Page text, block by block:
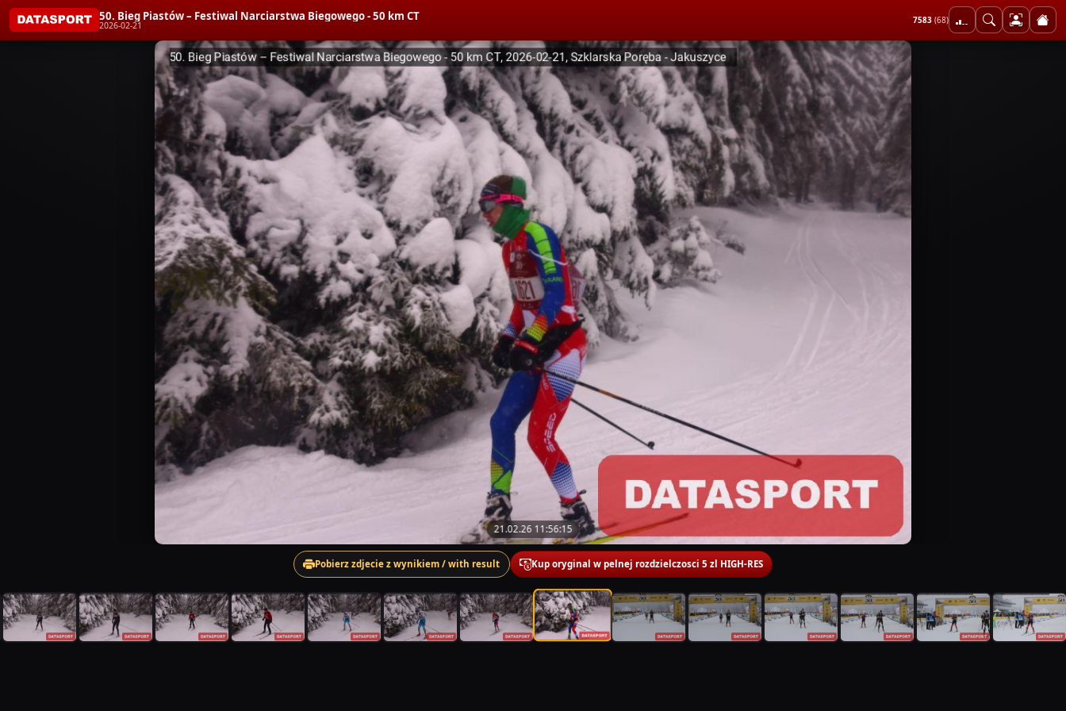
50. Bieg Piastów – Festiwal Narciarstwa Biegowego - 50 km CT
2026-02-21 7583 (68)
21.02.26 11:56:15
Pobierz zdjecie z wynikiem / with result Kup oryginal w pelnej rozdzielczosci 5 zl HIGH-RES